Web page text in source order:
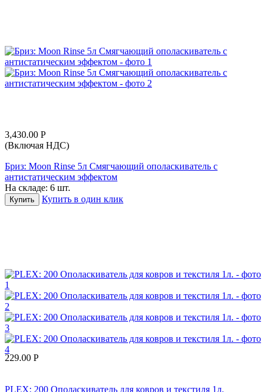
3,430.00 Р
(Включая НДС)
Бриз: Moon Rinse 5л Смягчающий ополаскиватель с
антистатическим эффектом
На складе: 6 шт.
Купить Купить в один клик
229.00 Р
PLEX: 200 Ополаскиватель для ковров и текстиля 1л.